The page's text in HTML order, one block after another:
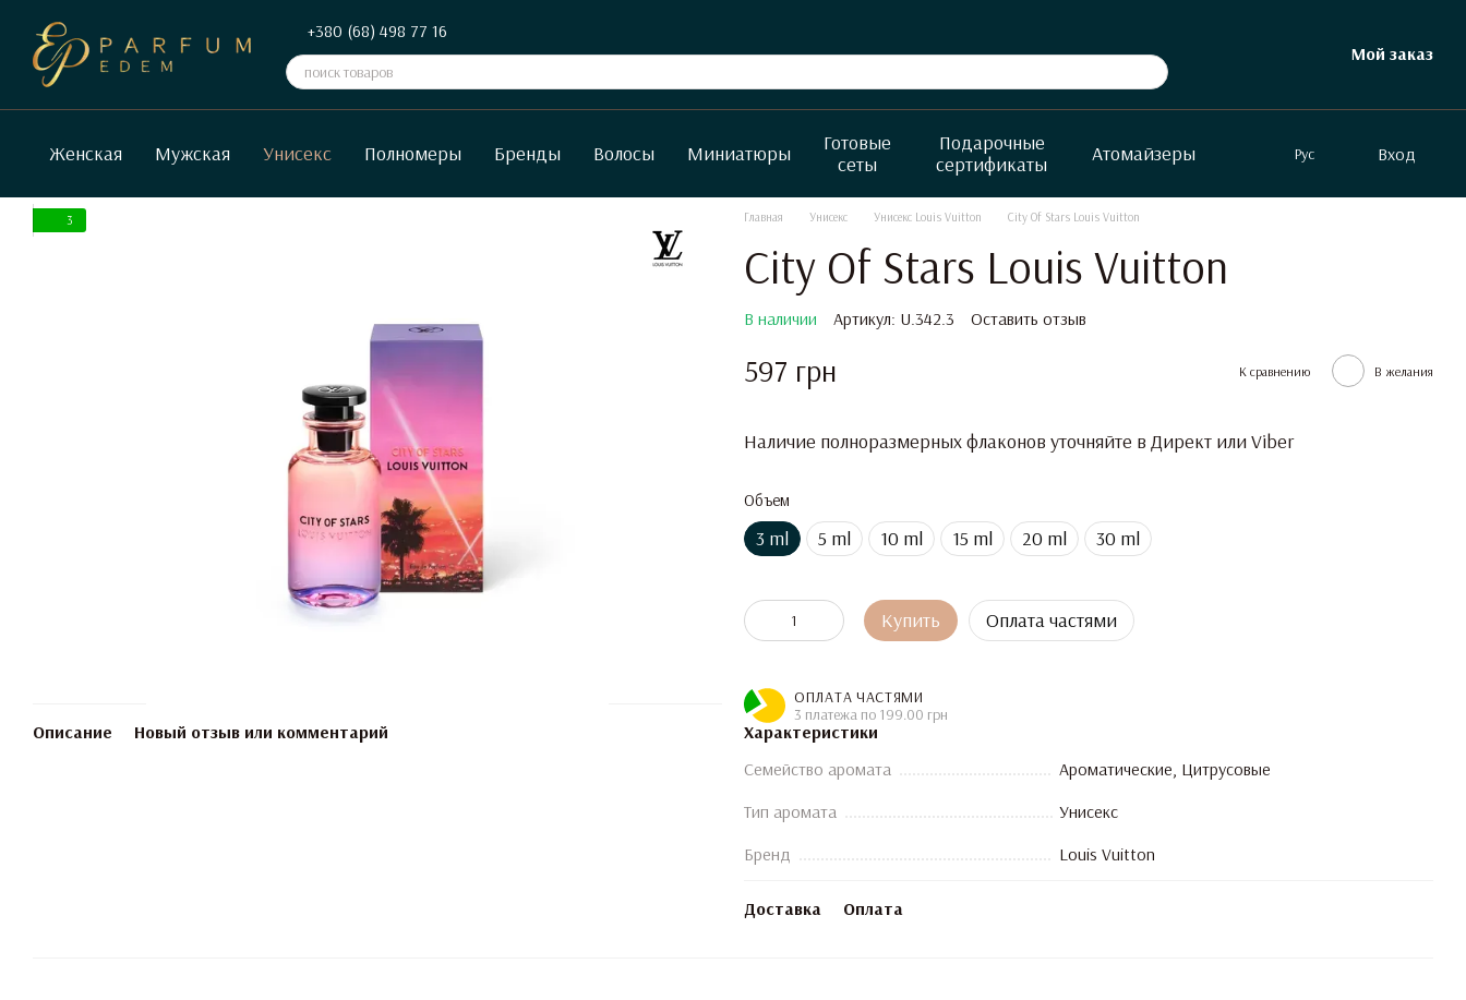
+380 (68) 498 77 16
Мой заказ
Женская Мужская Унисекс Полномеры Бренды Волосы Миниатюры
Готовые
сеты
Подарочные
сертификаты
Атомайзеры Рус Вход
3
Описание Новый отзыв или комментарий
Главная Унисекс Унисекс Louis Vuitton City Of Stars Louis Vuitton
City Of Stars Louis Vuitton
В наличии Артикул: U.342.3 Оставить отзыв
597 грн К сравнению В желания
Наличие полноразмерных флаконов уточняйте в Директ или Viber
Объем
3 ml 5 ml 10 ml 15 ml 20 ml 30 ml
Купить Оплата частями
ОПЛАТА ЧАСТЯМИ
3 платежа по 199.00 грн
Характеристики
Семейство аромата
Ароматические, Цитрусовые
Тип аромата
Унисекс
Бренд
Louis Vuitton
Доставка Оплата